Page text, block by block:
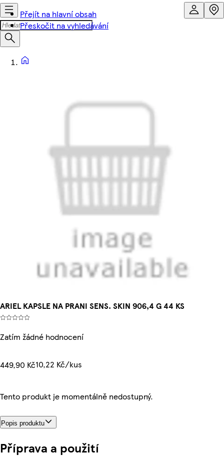
Přejít na hlavní obsah
Přeskočit na vyhledávání
ARIEL KAPSLE NA PRANI SENS. SKIN 906,4 G 44 KS
Zatím žádné hodnocení
449,90 Kč10,22 Kč/kus
Tento produkt je momentálně nedostupný.
Popis produktu
Příprava a použití